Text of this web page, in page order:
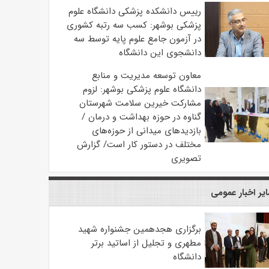
رییس دانشکده پزشکی دانشگاه علوم
پزشکی بوشهر: کسب سه رتبه کشوری
در آزمون جامع علوم پایه توسط سه
دانشجوی این دانشگاه
معاون توسعه مدیریت و منابع
دانشگاه علوم پزشکی بوشهر: لزوم
مشارکت خیرین سلامت شهرستان
گناوه در حوزه بهداشت و درمان /
بازدیدهای میدانی از حوزه‌های
مختلف در دستور کار است/ گزارش
تصویری
اخبار عمومی
برگزاری هجدهمین جشنواره شهید
مطهری و تجلیل از اساتید برتر
دانشگاه